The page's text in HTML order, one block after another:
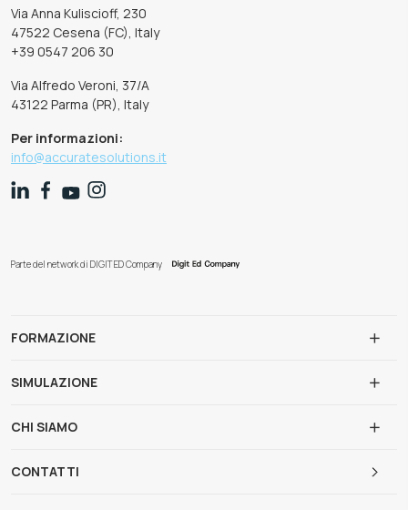
Via Anna Kuliscioff, 230
47522 Cesena (FC), Italy
+39 0547 206 30
Via Alfredo Veroni, 37/A
43122 Parma (PR), Italy
Per informazioni:
info@accuratesolutions.it
Parte del network di DIGIT ED Company
FORMAZIONE
SIMULAZIONE
CHI SIAMO
CONTATTI